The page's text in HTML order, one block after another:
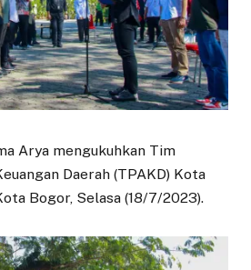
Arya mengukuhkan Tim
Daerah (TPAKD) Kota
Bogor, Selasa (18/7/2023).